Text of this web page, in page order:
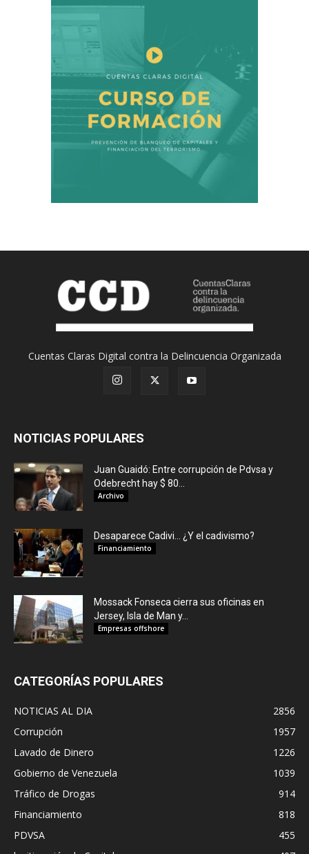
Cuentas Claras Digital contra la Delincuencia Organizada
NOTICIAS POPULARES
Juan Guaidó: Entre corrupción de Pdvsa y
Odebrecht hay $ 80...
Archivo
Desaparece Cadivi… ¿Y el cadivismo?
Financiamiento
Mossack Fonseca cierra sus oficinas en
Jersey, Isla de Man y...
Empresas offshore
CATEGORÍAS POPULARES
NOTICIAS AL DIA
2856
Corrupción
1957
Lavado de Dinero
1226
Gobierno de Venezuela
1039
Tráfico de Drogas
914
Financiamiento
818
PDVSA
455